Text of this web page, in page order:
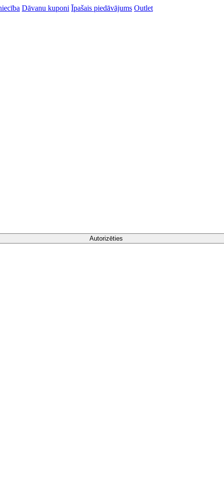
Dāvanu kuponi Īpašais piedāvājums Outlet
Autorizēties